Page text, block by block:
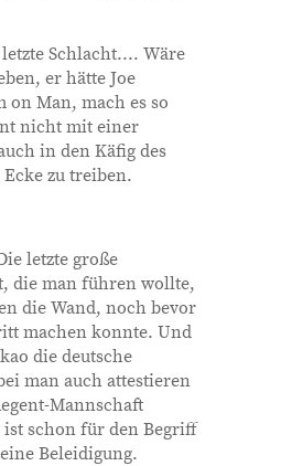
Schlacht.... Wäre
er hätte Joe
on Man, mach es so
nicht mit einer
in den Käfig des
zu treiben.
letzte große
die man führen wollte,
die Wand, noch bevor
machen konnte. Und
die deutsche
man auch attestieren
Mannschaft
schon für den Begriff
Beleidigung.